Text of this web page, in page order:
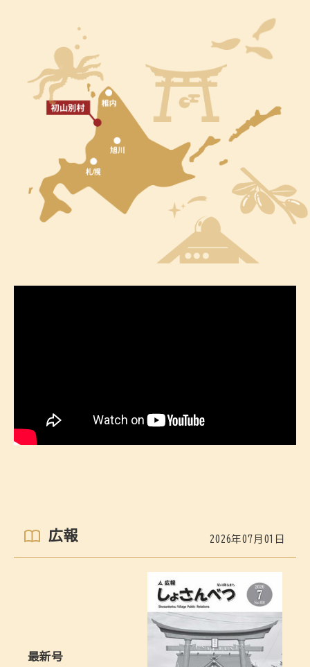
広報 2026年07月01日
最新号